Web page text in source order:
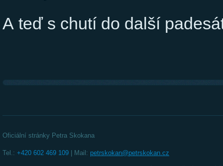
A teď s chutí do další
Oficiální stránky Petra Skokana
Tel.: +420 602 469 109 | Mail: petrskokan@petrskokan.cz